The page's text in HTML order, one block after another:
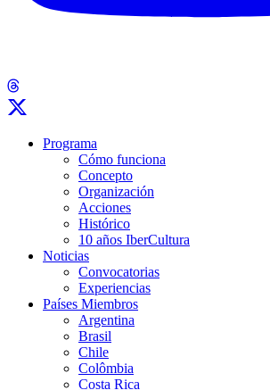
Programa
Cómo funciona
Concepto
Organización
Acciones
Histórico
10 años IberCultura
Noticias
Convocatorias
Experiencias
Países Miembros
Argentina
Brasil
Chile
Colômbia
Costa Rica